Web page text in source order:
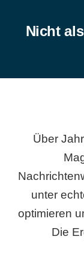
Nicht
Über
unter
optimieren
Die